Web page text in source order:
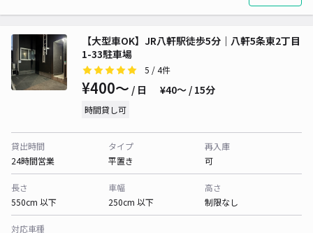
【大型車OK】JR八軒駅徒歩5分｜八軒5条東2丁目
1-33駐車場
5 / 4件
¥400〜 / 日 ¥40〜 / 15分
時間貸し可
貸出時間
24時間営業
タイプ
平置き
再入庫
可
長さ
550cm 以下
車幅
250cm 以下
高さ
制限なし
対応車種